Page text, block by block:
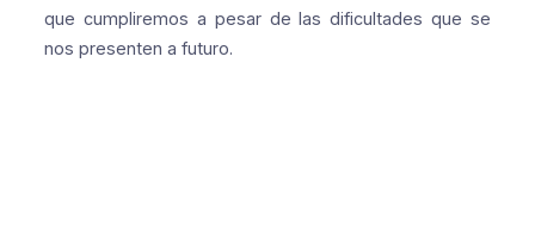
que cumpliremos a pesar de las dificultades que se
nos presenten a futuro.